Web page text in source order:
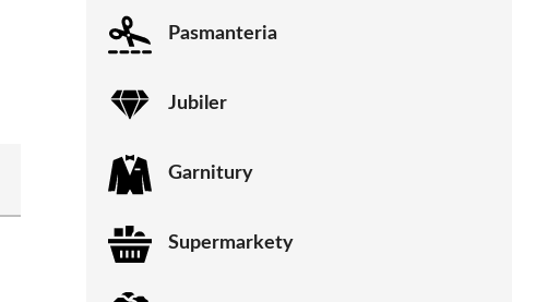
Pasmanteria
Jubiler
Garnitury
Supermarkety